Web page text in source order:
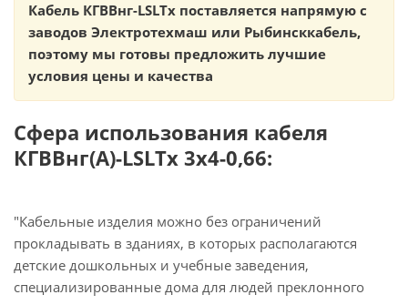
Кабель КГВВнг-LSLTx поставляется напрямую с
заводов Электротехмаш или Рыбинсккабель,
поэтому мы готовы предложить лучшие
условия цены и качества
Сфера использования кабеля
КГВВнг(А)-LSLTx 3х4-0,66:
"Кабельные изделия можно без ограничений
прокладывать в зданиях, в которых располагаются
детские дошкольных и учебные заведения,
специализированные дома для людей преклонного